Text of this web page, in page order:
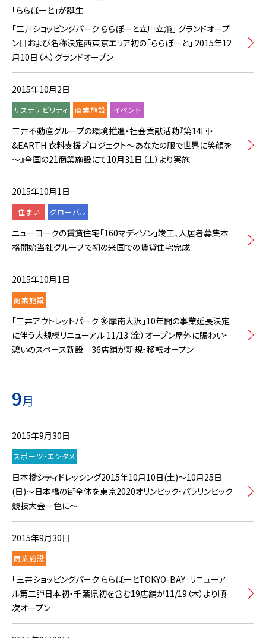
「ららぽーと」が誕生
「三井ショッピングパーク ららぽーと立川立飛」 グランドオープ
ン日および名称決定西東京エリア初の「ららぽーと」 2015年12
月10日（木）グランドオープン
2015年10月2日
サステナビリティ 商業施設 イベント
三井不動産グループの環境推進・社会貢献活動『第14回・
&EARTH 衣料支援プロジェクト～あなたの服で世界に笑顔を
～』全国の21商業施設にて10月31日（土）より実施
2015年10月1日
住まい グローバル
ニューヨークの賃貸住宅「160マディソン」竣工、入居者募集本
格開始当社グループで初の米国での賃貸住宅完成
2015年10月1日
商業施設
「三井アウトレットパーク 多摩南大沢」10年間の事業延長決定
に伴う大規模リニューアル 11/13（金）オープン屋外に賑わい・
憩いのスペース新設 36店舗が新規・移転オープン
9月
2015年9月30日
スポーツ・エンタメ
日本橋シティドレッシング2015年10月10日(土)～10月25日
(日)～日本橋の街全体を東京2020オリンピック・パラリンピック
競技大会一色に～
2015年9月30日
商業施設
「三井ショッピングパーク ららぽーとTOKYO-BAY」リニューア
ル第二弾日本初・千葉県初を含む19店舗が11/19（木）より順
次オープン